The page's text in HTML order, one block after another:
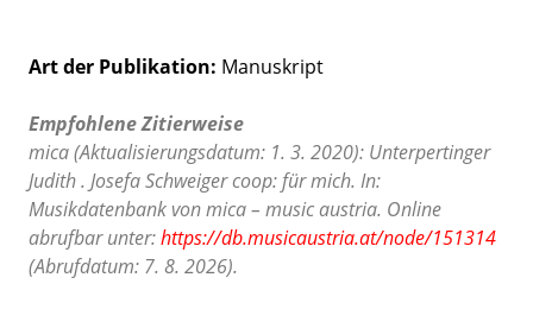
Art der Publikation Manuskript
Empfohlene Zitierweise
mica (Aktualisierungsdatum: 1. 3. 2020): Unterpertinger
Judith . Josefa Schweiger coop: für mich. In:
Musikdatenbank von mica – music austria. Online
abrufbar unter:https://db.musicaustria.at/node/151314
(Abrufdatum: 7. 8. 2026).